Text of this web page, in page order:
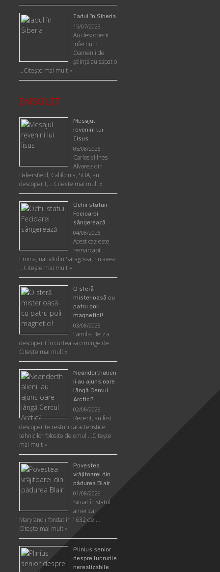
Iadul în Siberia
15/07/2023
Au descoperit
Infernul ?
Oamenii de
ştiinţă au săpat o
…Citește mai mult »
INSOLIT
Mesajul
revenirii lui
Iisus
05/08/2026
Carlos şi Ines
Alvarez din
Bakersfield, California, SUA, au
descoperit, …Citeşte mai mult »
Ochii statuii
Fecioarei
sângerează
04/08/2026
Acest caz este
remarcabil.
Eroina, nativă din Saragossa, nu avea
…Citeşte mai mult »
O sferă
misterioasă cu
patru poli
magnetici!
03/08/2026
Familia Betz a
descoperit în curtea sa o minge de …
Citeşte mai mult »
Neanderthalien
ii au ajuns oare
lângă Cercul
Arctic?
02/08/2026
Recent, au fost
descoperite resturi caracteristice
tehnicilor folosite de omul …Citeşte
mai mult »
Povestea
vrăjitoarei din
pădurea Blair
01/08/2026
Situat în statul
american
Maryland ( fondat în 1632 de …
Citeşte mai mult »
Plinius senior
despre lucrurile
nerealizabile